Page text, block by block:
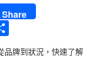
Share
享
品牌到狀況，快速了解